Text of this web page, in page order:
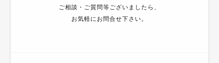
ご相談・ご質問等ございましたら、
お気軽にお問合せ下さい。